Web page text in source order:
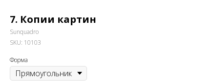
7. Копии картин
Sunquadro
SKU: 10103
Форма